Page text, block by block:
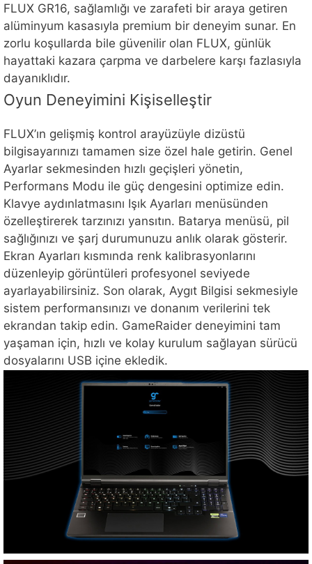
FLUX GR16, sağlamlığı ve zarafeti bir araya getiren
alüminyum kasasıyla premium bir deneyim sunar. En
zorlu koşullarda bile güvenilir olan FLUX, günlük
hayattaki kazara çarpma ve darbelere karşı fazlasıyla
dayanıklıdır.
Oyun Deneyimini Kişiselleştir
FLUX’ın gelişmiş kontrol arayüzüyle dizüstü
bilgisayarınızı tamamen size özel hale getirin. Genel
Ayarlar sekmesinden hızlı geçişleri yönetin,
Performans Modu ile güç dengesini optimize edin.
Klavye aydınlatmasını Işık Ayarları menüsünden
özelleştirerek tarzınızı yansıtın. Batarya menüsü, pil
sağlığınızı ve şarj durumunuzu anlık olarak gösterir.
Ekran Ayarları kısmında renk kalibrasyonlarını
düzenleyip görüntüleri profesyonel seviyede
ayarlayabilirsiniz. Son olarak, Aygıt Bilgisi sekmesiyle
sistem performansınızı ve donanım verilerini tek
ekrandan takip edin. GameRaider deneyimini tam
yaşaman için, hızlı ve kolay kurulum sağlayan sürücü
dosyalarını USB içine ekledik.